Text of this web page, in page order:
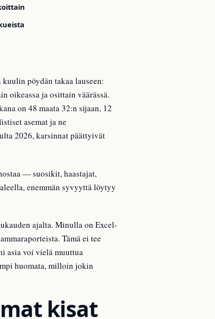
pöydän takaa lauseen:
oikeassa ja osittain väärässä.
on 48 maata 32:n sijaan, 12
asemat ja ne
2026, karsinnat päättyivät
— suosikit, haastajat,
enemmän syvyyttä löytyy
ajalta. Minulla on Excel-
Tämä ei tee
asia voi vielä muuttua
huomata, milloin jokin
kisat